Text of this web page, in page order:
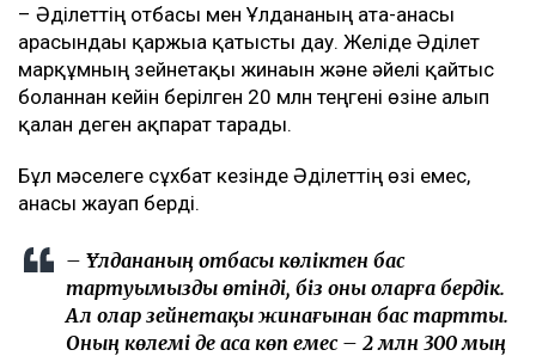
– Әділеттің отбасы мен Ұлдананың ата-анасы
арасындағы қаржыға қатысты дау. Желіде Әділет
марқұмның зейнетақы жинағын және әйелі қайтыс
болғаннан кейін берілген 20 млн теңгені өзіне алып
қалған деген ақпарат тарады.
Бұл мәселеге сұхбат кезінде Әділеттің өзі емес,
анасы жауап берді.
– Ұлдананың отбасы көліктен бас
тартуымызды өтінді, біз оны оларға бердік.
Ал олар зейнетақы жинағынан бас тартты.
Оның көлемі де аса көп емес – 2 млн 300 мың